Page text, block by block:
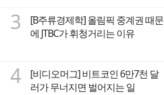
3
[B주류경제학] 올림픽 중계권 때문
에 JTBC가 휘청거리는 이유
4
[비디오머그] 비트코인 6만7천 달
러가 무너지면 벌어지는 일